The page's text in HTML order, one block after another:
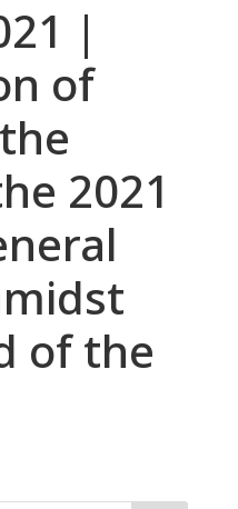
|
of
2021
of the